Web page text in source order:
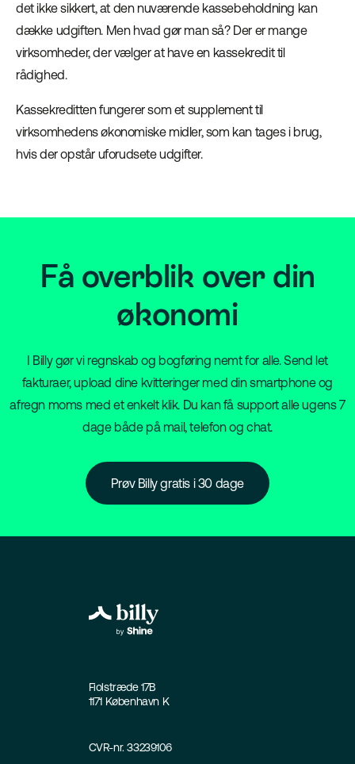
det ikke sikkert, at den nuværende kassebeholdning kan
dække udgiften. Men hvad gør man så? Der er mange
virksomheder, der vælger at have en kassekredit til
rådighed.
Kassekreditten fungerer som et supplement til
virksomhedens økonomiske midler, som kan tages i brug,
hvis der opstår uforudsete udgifter.
Få overblik over din
økonomi
I Billy gør vi regnskab og bogføring nemt for alle. Send let
fakturaer, upload dine kvitteringer med din smartphone og
afregn moms med et enkelt klik. Du kan få support alle ugens 7
dage både på mail, telefon og chat.
Prøv Billy gratis i 30 dage
Fiolstræde 17B
1171 København K
CVR-nr. 33239106